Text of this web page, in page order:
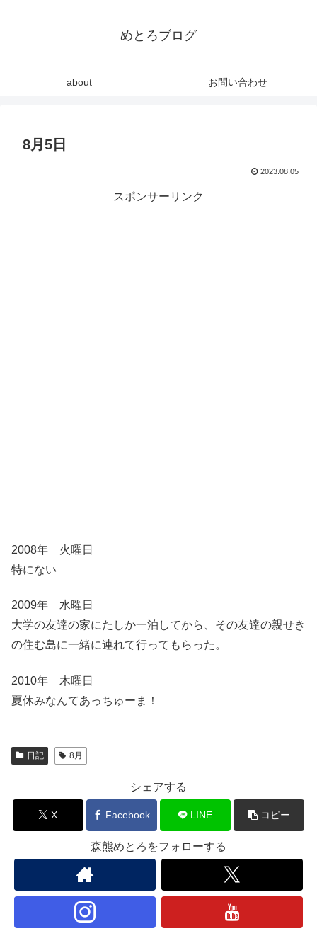
めとろブログ
about お問い合わせ
8月5日
2023.08.05
スポンサーリンク
2008年 火曜日
特にない
2009年 水曜日
大学の友達の家にたしか一泊してから、その友達の親せき
の住む島に一緒に連れて行ってもらった。
2010年 木曜日
夏休みなんてあっちゅーま！
日記 8月
シェアする
X Facebook LINE コピー
森熊めとろをフォローする